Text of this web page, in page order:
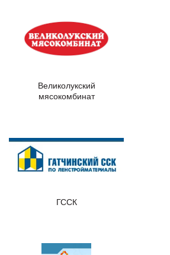
Великолукский
мясокомбинат
ГССК